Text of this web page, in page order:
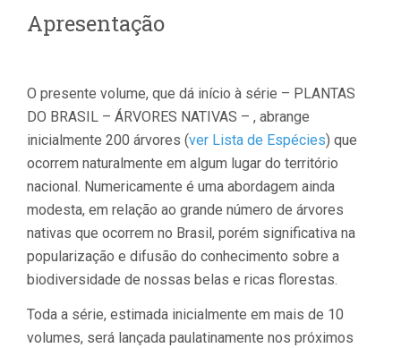
Apresentação
O presente volume, que dá início à série – PLANTAS
DO BRASIL – ÁRVORES NATIVAS – , abrange
inicialmente 200 árvores (ver Lista de Espécies) que
ocorrem naturalmente em algum lugar do território
nacional. Numericamente é uma abordagem ainda
modesta, em relação ao grande número de árvores
nativas que ocorrem no Brasil, porém significativa na
popularização e difusão do conhecimento sobre a
biodiversidade de nossas belas e ricas florestas.
Toda a série, estimada inicialmente em mais de 10
volumes, será lançada paulatinamente nos próximos